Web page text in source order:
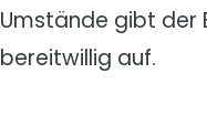
Umstände gibt der
bereitwillig auf.